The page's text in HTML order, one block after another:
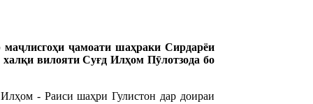
маҷлисгоҳи ҷамоати шаҳраки Сирдарёи
вилояти Суғд Илҳом Пӯлотзода бо
- Раиси шаҳри Гулистон дар доираи